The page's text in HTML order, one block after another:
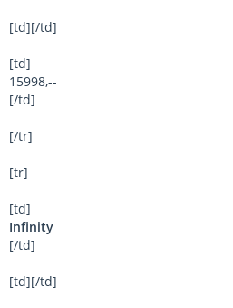
[td][/td]
[td]
15998,--
[/td]
[/tr]
[tr]
[td]
Infinity
[/td]
[td][/td]